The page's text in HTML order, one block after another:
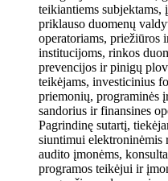
teikiantiems subjektams,
priklauso duomenų
operatoriams, priežiūros
institucijoms, rinkos
prevencijos ir pinigų
teikėjams, investicinius
priemonių, programinės
sandorius ir finansines
Pagrindinę sutartį,
siuntimui elektroninėmis
audito įmonėms,
programos teikėjui ir